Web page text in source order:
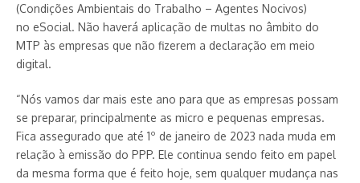
(Condições Ambientais do Trabalho – Agentes Nocivos)
no eSocial. Não haverá aplicação de multas no âmbito do
MTP às empresas que não fizerem a declaração em meio
digital.
“Nós vamos dar mais este ano para que as empresas possam
se preparar, principalmente as micro e pequenas empresas.
Fica assegurado que até 1º de janeiro de 2023 nada muda em
relação à emissão do PPP. Ele continua sendo feito em papel
da mesma forma que é feito hoje, sem qualquer mudança nas